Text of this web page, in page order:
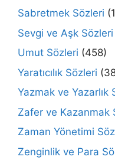
Sabretmek Sözleri
Sevgi ve Aşk Sözleri
Umut Sözleri (458)
Yaratıcılık Sözleri
Yazmak ve Yazarlık
Zafer ve Kazanmak
Zaman Yönetimi
Zenginlik ve Para